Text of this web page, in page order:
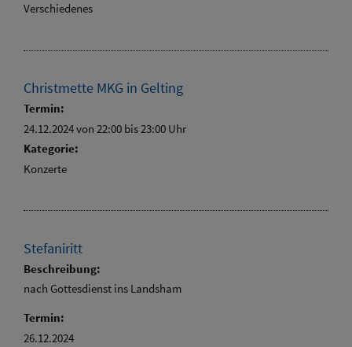
Verschiedenes
Christmette MKG in Gelting
Termin:
24.12.2024 von 22:00 bis 23:00 Uhr
Kategorie:
Konzerte
Stefaniritt
Beschreibung:
nach Gottesdienst ins Landsham
Termin:
26.12.2024